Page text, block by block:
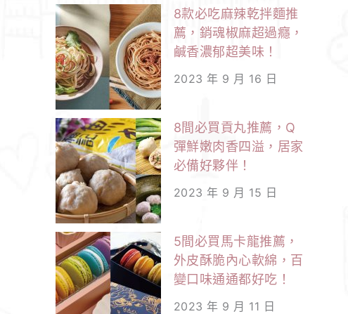
8款必吃麻辣乾拌麵推
薦，銷魂椒麻超過癮，
鹹香濃郁超美味！
2023 年 9 月 16 日
8間必買貢丸推薦，Q
彈鮮嫩肉香四溢，居家
必備好夥伴！
2023 年 9 月 15 日
5間必買馬卡龍推薦，
外皮酥脆內心軟綿，百
變口味通通都好吃！
2023 年 9 月 11 日